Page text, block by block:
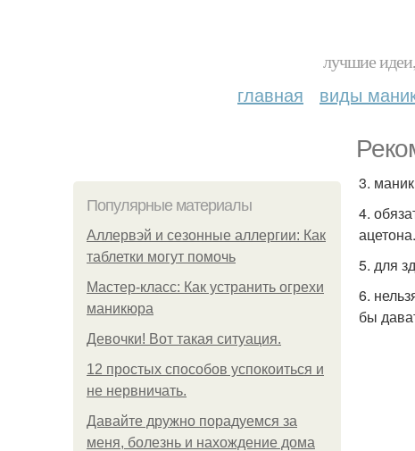
лучшие
главная виды
Популярные материалы
Аллервэй и сезонные аллергии: Как
таблетки могут помочь
Мастер-класс: Как устранить огрехи
маникюра
Девочки! Вот такая ситуация.
12 простых способов успокоиться и
не нервничать.
Давайте дружно порадуемся за
меня, болезнь и нахождение дома
3.
4.
5. для
6.
бы